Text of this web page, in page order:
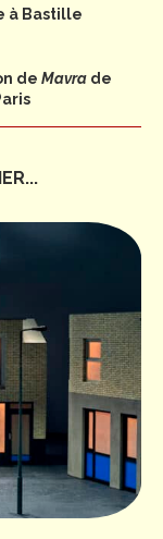
à Bastille
de Mavrade